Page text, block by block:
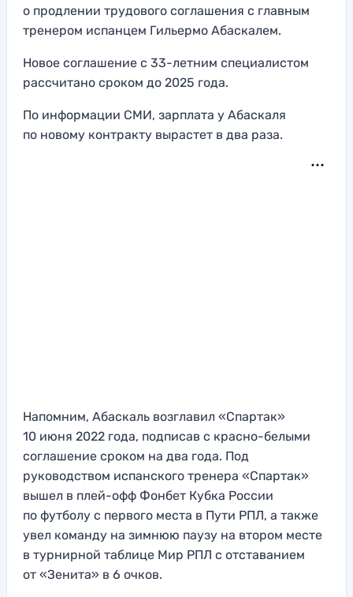
о продлении трудового соглашения с главным
тренером испанцем Гильермо Абаскалем.
Новое соглашение с 33-летним специалистом
рассчитано сроком до 2025 года.
По информации СМИ, зарплата у Абаскаля
по новому контракту вырастет в два раза.
Напомним, Абаскаль возглавил «Спартак»
10 июня 2022 года, подписав с красно-белыми
соглашение сроком на два года. Под
руководством испанского тренера «Спартак»
вышел в плей-офф Фонбет Кубка России
по футболу с первого места в Пути РПЛ, а также
увел команду на зимнюю паузу на втором месте
в турнирной таблице Мир РПЛ с отставанием
от «Зенита» в 6 очков.